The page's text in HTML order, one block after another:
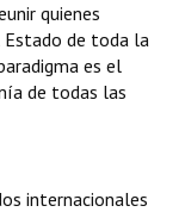
quienes
Estado de toda la
es el
de todas las
internacionales